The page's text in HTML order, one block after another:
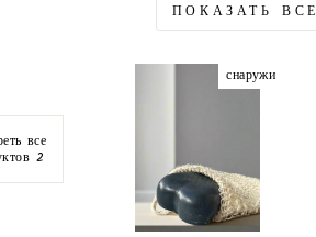
ПОКАЗАТЬ ВСЕ
снаружи
все
2 продуктов